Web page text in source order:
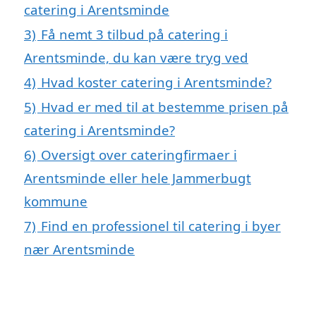
catering i Arentsminde
3) Få nemt 3 tilbud på catering i
Arentsminde, du kan være tryg ved
4) Hvad koster catering i Arentsminde?
5) Hvad er med til at bestemme prisen på
catering i Arentsminde?
6) Oversigt over cateringfirmaer i
Arentsminde eller hele Jammerbugt
kommune
7) Find en professionel til catering i byer
nær Arentsminde